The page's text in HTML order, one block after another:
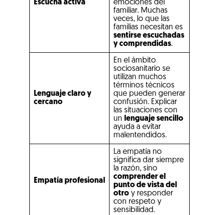
Escucha activa
emociones del
familiar. Muchas
veces, lo que las
familias necesitan es
sentirse escuchadas
y comprendidas.
Lenguaje claro y
cercano
En el ámbito
sociosanitario se
utilizan muchos
términos técnicos
que pueden generar
confusión. Explicar
las situaciones con
un lenguaje sencillo
ayuda a evitar
malentendidos.
Empatía profesional
La empatía no
significa dar siempre
la razón, sino
comprender el
punto de vista del
otro y responder
con respeto y
sensibilidad.